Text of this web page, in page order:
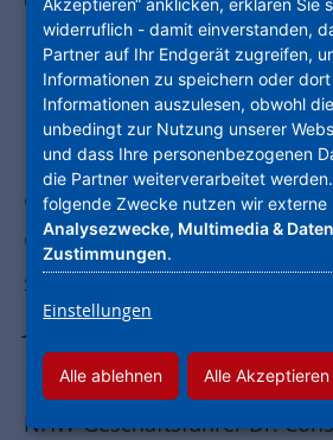
Die
Heimstätte | Wohnstadt
erneut 5.000 Euro an
Offenbach und fördert
soziale Engagement für
Jugendlichen sowie
Inklusion.
NHW-Geschäftsführer Dr.
widerruflich - damit einverstanden,
Partner auf Ihr Endgerät zugreifen,
Informationen zu speichern oder
Informationen auszulesen, obwohl
unbedingt zur Nutzung unserer
und dass Ihre personenbezogenen
die Partner weiterverarbeitet werden.
folgende Zwecke nutzen wir externe
Analysezwecke, Multimedia &
Zustimmungen.
Einstellungen
Alle ablehnen Alle Akzeptieren